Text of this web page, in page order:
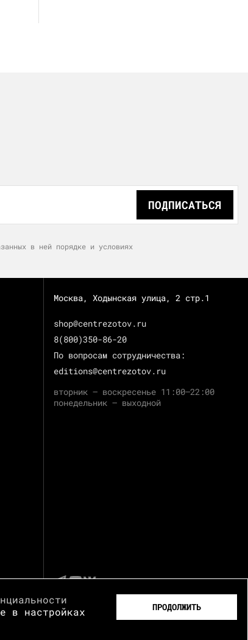
ПОДПИСАТЬСЯ
в ней порядке и условиях
Москва, Ходынская улица, 2 стр.1
shop@centrezotov.ru
8(800)350-86-20
По вопросам сотрудничества:
editions@centrezotov.ru
вторник — воскресенье 11:00–22:00
понедельник — выходной
в настройках
ПРОДОЛЖИТЬ